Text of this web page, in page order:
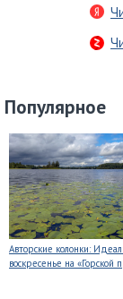
Популярное
Авторские колонки:
воскресенье на «Горской